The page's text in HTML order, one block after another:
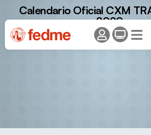
Calendario Oficial CXM
2020